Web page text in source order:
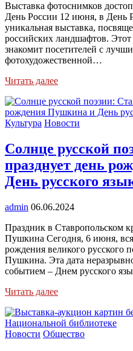
Выставка фотоснимков
День России 12 июня, в День
уникальная выставка,
российских ландшафтов.
знакомит посетителей с
фотохудожественной…
Читать далее
Культура Новости
Солнце русской
празднует день
День русского
admin 06.06.2024
Праздник в Ставропольском
Пушкина Сегодня, 6 июня, вся
рождения великого русского
Пушкина. Эта дата
событием – Днем русского
Читать далее
Новости Общество